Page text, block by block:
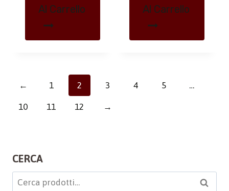
Al Carrello
Al Carrello
← 1 2 3 4 5 …
10 11 12 →
CERCA
Cerca: Cerca